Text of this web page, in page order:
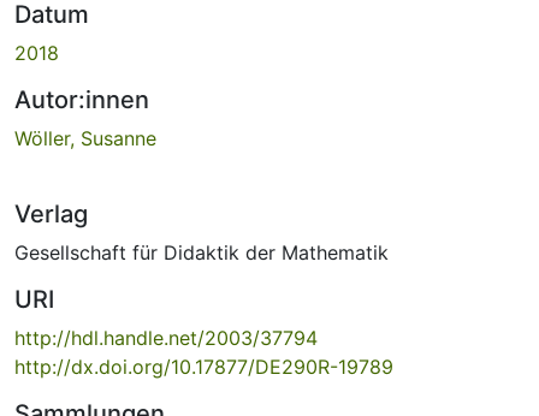
Datum
2018
Autor:innen
Wöller, Susanne
Verlag
Gesellschaft für Didaktik der Mathematik
URI
http://hdl.handle.net/2003/37794
http://dx.doi.org/10.17877/DE290R-19789